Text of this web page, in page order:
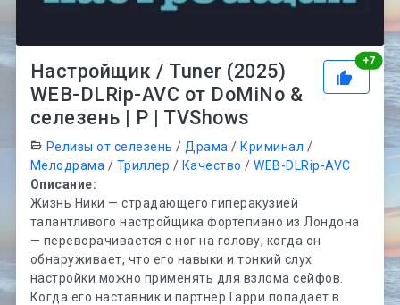
+7
Настройщик / Tuner (2025)
WEB-DLRip-AVC от DoMiNo &
селезень | P | TVShows
Релизы от селезень / Драма / Криминал /
Мелодрама / Триллер / Качество /WEB-DLRip-AVC
Описание:
Жизнь Ники — страдающего гиперакузией
талантливого настройщика фортепиано из Лондона
— переворачивается с ног на голову, когда он
обнаруживает, что его навыки и тонкий слух
настройки можно применять для взлома сейфов.
Когда его наставник и партнёр Гарри попадает в